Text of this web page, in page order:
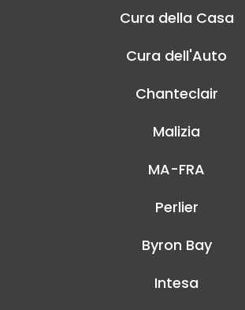
Cura della Casa
Cura dell'Auto
Chanteclair
Malizia
MA-FRA
Perlier
Byron Bay
Intesa